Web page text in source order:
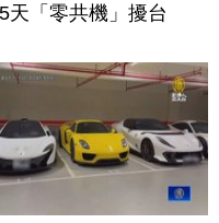
天「零共機」擾台